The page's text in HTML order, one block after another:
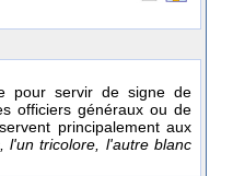
pour servir de signe de
officiers généraux ou de
principalement aux
l'un tricolore, l'autre blanc